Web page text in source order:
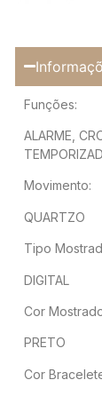
Funções:
ALARME,
Movimento:
QUARTZO
Tipo
DIGITAL
Cor
PRETO
Cor